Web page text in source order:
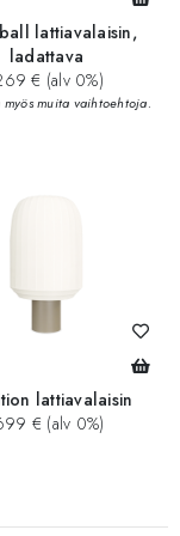
lattiavalaisin,
ladattava
€ (alv 0%)
muita vaihtoehtoja.
lattiavalaisin
€ (alv 0%)